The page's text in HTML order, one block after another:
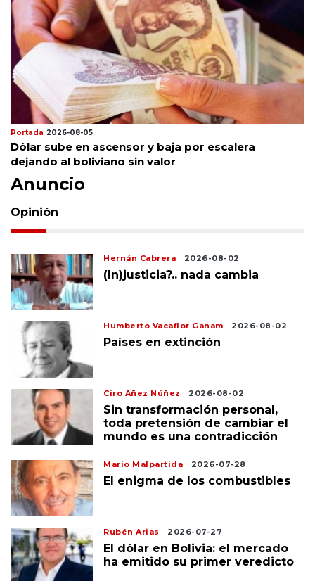
Portada 2026-08-05
Dólar sube en ascensor y baja por escalera
dejando al boliviano sin valor
Anuncio
Opinión
Hernán Cabrera 2026-08-02
(In)justicia?.. nada cambia
Humberto Vacaflor Ganam 2026-08-02
Países en extinción
Ciro Añez Núñez 2026-08-02
Sin transformación personal,
toda pretensión de cambiar el
mundo es una contradicción
Mario Malpartida 2026-07-28
El enigma de los combustibles
Rubén Arias 2026-07-27
El dólar en Bolivia: el mercado
ha emitido su primer veredicto